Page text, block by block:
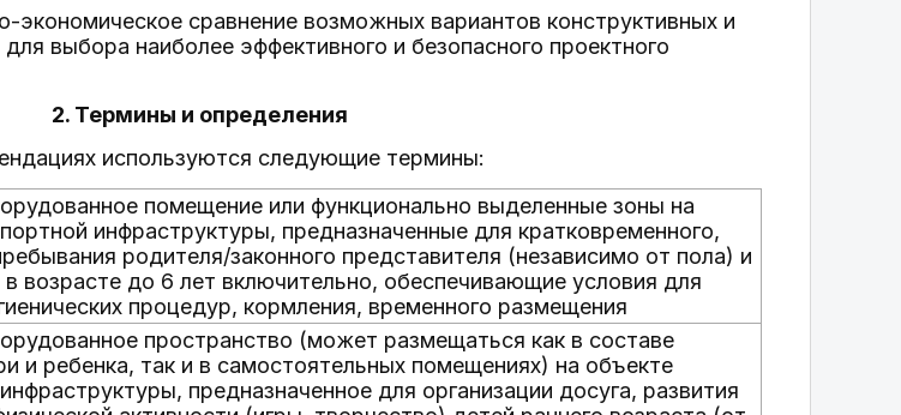
экономическое сравнение возможных вариантов конструктивных и
выбора наиболее эффективного и безопасного проектного
2. Термины и определения
используются следующие термины:
помещение или функционально выделенные зоны на
инфраструктуры, предназначенные для кратковременного,
родителя/законного представителя (независимо от пола) и
в возрасте до 6 лет включительно, обеспечивающие условия для
процедур, кормления, временного размещения
пространство (может размещаться как в составе
и ребенка, так и в самостоятельных помещениях) на объекте
предназначенное для организации досуга, развития